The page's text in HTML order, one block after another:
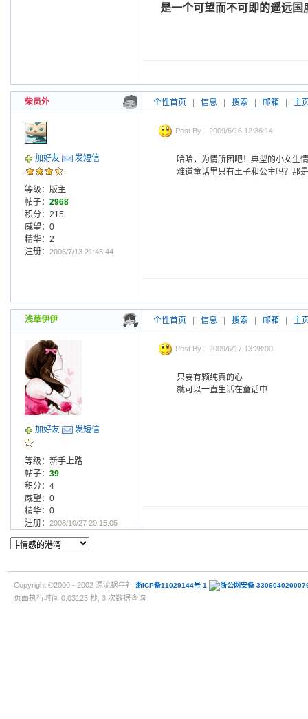
是一个可望而不可即的遥远国
柴员外 个性首页 信息 搜索 邮箱 主
加好友 发短信
等级：版主
帖子： 2968
积分：215
威望：0
精华：2
注册： 2006/7/13 21:45:44
Post By：2009/6/16 12:36:14
哈哈，为情所困吧！典型的小女生
难道童话里只有王子和公主吗？那
浅草伊伊 个性首页 信息 搜索 邮箱 主
加好友 发短信
等级：新手上路
帖子： 39
积分：4
威望：0
精华：0
注册： 2008/10/27 20:15:05
Post By：2009/6/17 13:28:00
只要有颗纯真的心
就可以一直生活在童话中
Copyright ©2000 - 2002 漂流蜗牛社 浙ICP备11029144号-1 浙公网安备
页面执行时间 0.03125 秒, 3 次数据查询